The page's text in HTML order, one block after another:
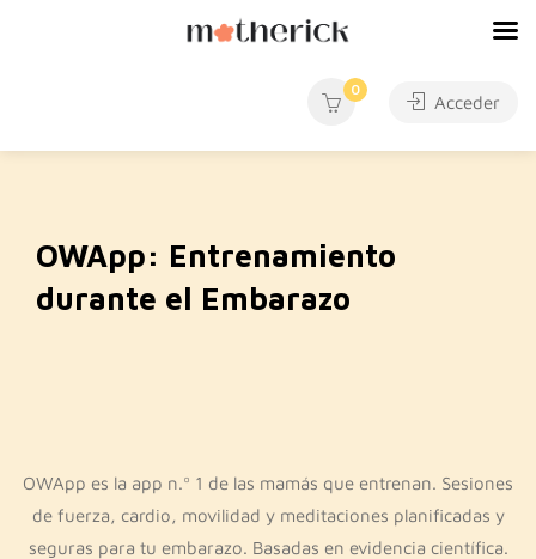
0
Acceder
OWApp: Entrenamiento
durante el Embarazo
OWApp es la app n.º 1 de las mamás que entrenan. Sesiones
de fuerza, cardio, movilidad y meditaciones planificadas y
seguras para tu embarazo. Basadas en evidencia científica.